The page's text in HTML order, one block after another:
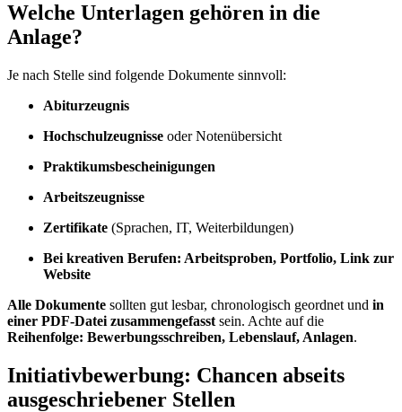
Welche Unterlagen gehören in die
Anlage?
Je nach Stelle sind folgende Dokumente sinnvoll:
Abiturzeugnis
Hochschulzeugnisse oder Notenübersicht
Praktikumsbescheinigungen
Arbeitszeugnisse
Zertifikate (Sprachen, IT, Weiterbildungen)
Bei kreativen Berufen: Arbeitsproben, Portfolio, Link zur
Website
Alle Dokumente sollten gut lesbar, chronologisch geordnet und in
einer PDF-Datei zusammengefasst sein. Achte auf die
Reihenfolge: Bewerbungsschreiben, Lebenslauf, Anlagen.
Initiativbewerbung: Chancen abseits
ausgeschriebener Stellen